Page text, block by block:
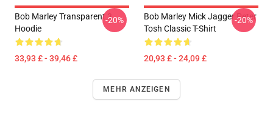
Bob Marley Transparent 3
Hoodie
33,93 £ - 39,46 £
-20%
Bob Marley Mick Jagger Peter
Tosh Classic T-Shirt
20,93 £ - 24,09 £
-20%
MEHR ANZEIGEN